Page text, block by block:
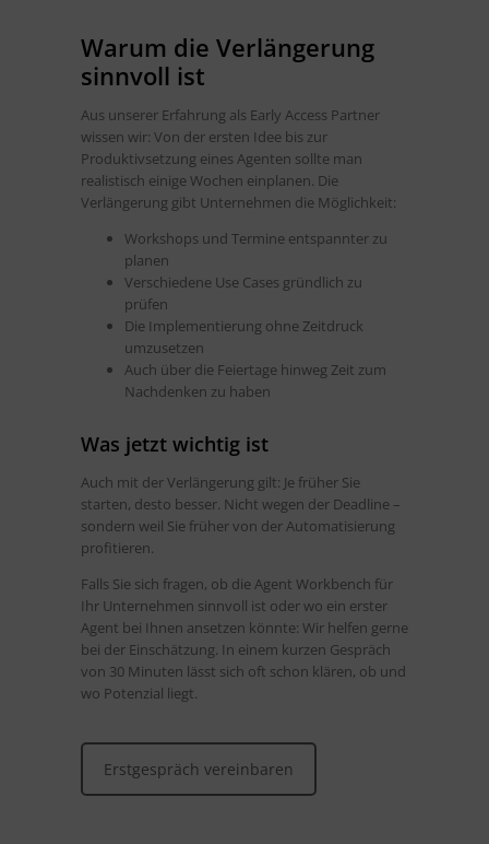
Warum die Verlängerung
sinnvoll ist
Aus unserer Erfahrung als Early Access Partner
wissen wir: Von der ersten Idee bis zur
Produktivsetzung eines Agenten sollte man
realistisch einige Wochen einplanen. Die
Verlängerung gibt Unternehmen die Möglichkeit:
Workshops und Termine entspannter zu
planen
Verschiedene Use Cases gründlich zu
prüfen
Die Implementierung ohne Zeitdruck
umzusetzen
Auch über die Feiertage hinweg Zeit zum
Nachdenken zu haben
Was jetzt wichtig ist
Auch mit der Verlängerung gilt: Je früher Sie
starten, desto besser. Nicht wegen der Deadline –
sondern weil Sie früher von der Automatisierung
profitieren.
Falls Sie sich fragen, ob die Agent Workbench für
Ihr Unternehmen sinnvoll ist oder wo ein erster
Agent bei Ihnen ansetzen könnte: Wir helfen gerne
bei der Einschätzung. In einem kurzen Gespräch
von 30 Minuten lässt sich oft schon klären, ob und
wo Potenzial liegt.
Erstgespräch vereinbaren